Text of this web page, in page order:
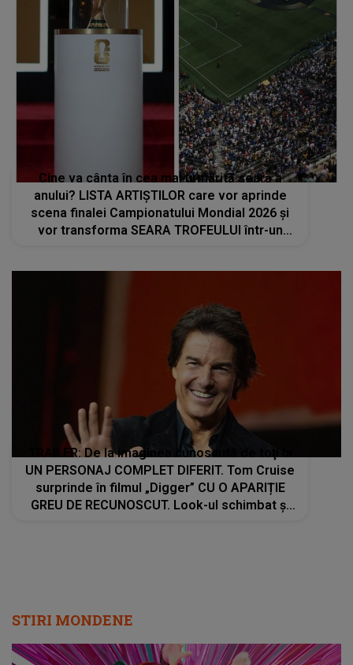
Cine va cânta în cea mai urmărită seară a
anului? LISTA ARTIȘTILOR care vor aprinde
scena finalei Campionatului Mondial 2026 și
vor transforma SEARA TROFEULUI într-un
TRAILER: De la imaginea cunoscută de toţi la
UN PERSONAJ COMPLET DIFERIT. Tom Cruise
surprinde în filmul „Digger” CU O APARIȚIE
GREU DE RECUNOSCUT. Look-ul schimbat şi
STIRI MONDENE